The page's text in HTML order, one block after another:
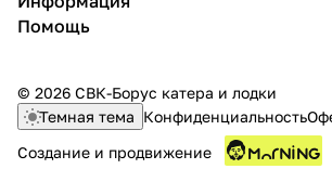
Помощь
© 2026 СВК-Борус катера и лодки
Темная тема Конфиденциальность
Создание и продвижение